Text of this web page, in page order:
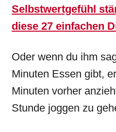
Selbstwertgefühl
diese 27 einfachen
Oder wenn du ihm
Minuten Essen gibt,
Minuten vorher
Stunde joggen zu